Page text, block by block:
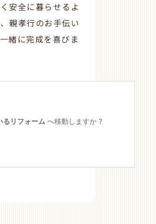
安全に暮らせるよ
親孝行のお手伝い
緒に完成を喜びま